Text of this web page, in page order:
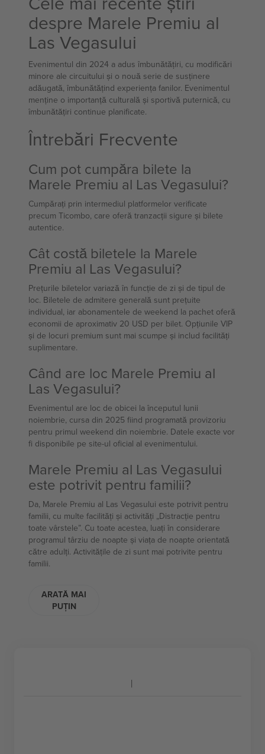
despre Marele Premiu al
Las Vegasului
Evenimentul din 2024 a adus îmbunătățiri, cu modificări
minore ale circuitului și o nouă serie de susținere
adăugată, îmbunătățind experiența fanilor. Evenimentul
menține o importanță culturală și sportivă puternică, cu
îmbunătățiri continue planificate.
Întrebări Frecvente
Cum pot cumpăra bilete la
Marele Premiu al Las Vegasului?
Cumpărați prin intermediul platformelor verificate
precum Ticombo, care oferă tranzacții sigure și bilete
autentice.
Cât costă biletele la Marele
Premiu al Las Vegasului?
Prețurile biletelor variază în funcție de zi și de tipul de
loc. Biletele de admitere generală sunt prețuite
individual, iar abonamentele de weekend la pachet oferă
economii de aproximativ 20 USD per bilet. Opțiunile VIP
și de locuri premium sunt mai scumpe și includ facilități
suplimentare.
Când are loc Marele Premiu al
Las Vegasului?
Evenimentul are loc de obicei la începutul lunii
noiembrie, cursa din 2025 fiind programată provizoriu
pentru primul weekend din noiembrie. Datele exacte vor
fi disponibile pe site-ul oficial al evenimentului.
Marele Premiu al Las Vegasului
este potrivit pentru familii?
Da, Marele Premiu al Las Vegasului este potrivit pentru
familii, cu multe facilități și activități „Distracție pentru
toate vârstele”. Cu toate acestea, luați în considerare
programul târziu de noapte și viața de noapte orientată
către adulți. Activitățile de zi sunt mai potrivite pentru
familii.
ARATĂ MAI
PUȚIN